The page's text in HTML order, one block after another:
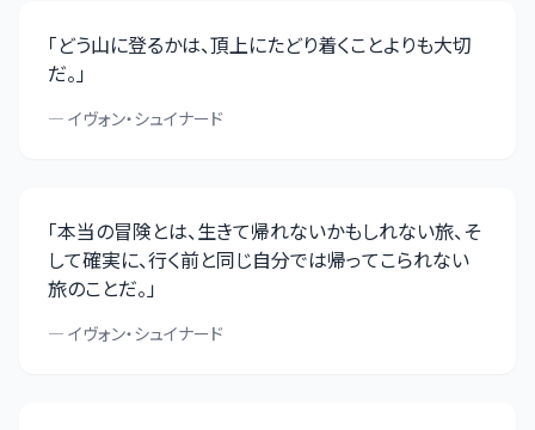
「どう山に登るかは、頂上にたどり着くことよりも大切
だ。」
— イヴォン・シュイナード
「本当の冒険とは、生きて帰れないかもしれない旅、そ
して確実に、行く前と同じ自分では帰ってこられない
旅のことだ。」
— イヴォン・シュイナード